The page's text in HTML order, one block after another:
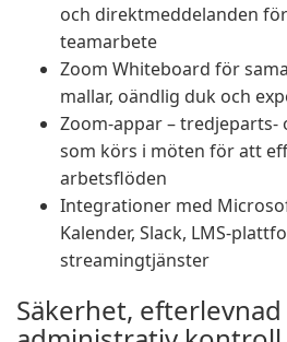
och direktmeddelanden
teamarbete
Zoom Whiteboard för
mallar, oändlig duk och
Zoom-appar – tredjeparts-
som körs i möten för att
arbetsflöden
Integrationer med
Kalender, Slack, LMS-
streamingtjänster
Säkerhet,